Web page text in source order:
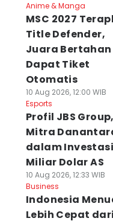
Anime & Manga
MSC 2027
Title Defender,
Juara Bertahan
Dapat Tiket
Otomatis
10 Aug 2026, 12:00 WIB
Esports
Profil JBS Group,
Mitra
dalam Investasi
Miliar Dolar AS
10 Aug 2026, 12:33 WIB
Business
Indonesia
Lebih Cepat dari